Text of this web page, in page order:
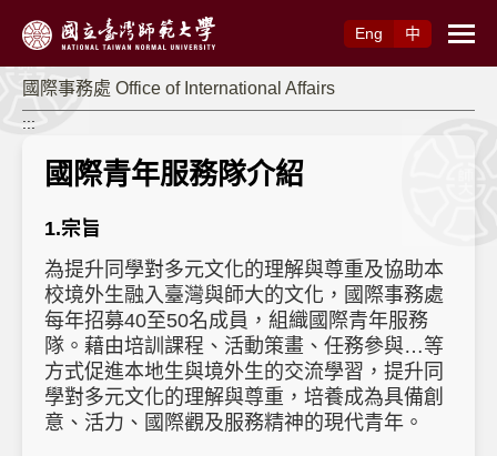
Eng
中
國際事務處 Office of International Affairs
:::
國際青年服務隊介紹
1.宗旨
為提升同學對多元文化的理解與尊重及協助本
校境外生融入臺灣與師大的文化，國際事務處
每年招募40至50名成員，組織國際青年服務
隊。藉由培訓課程、活動策畫、任務參與…等
方式促進本地生與境外生的交流學習，提升同
學對多元文化的理解與尊重，培養成為具備創
意、活力、國際觀及服務精神的現代青年。